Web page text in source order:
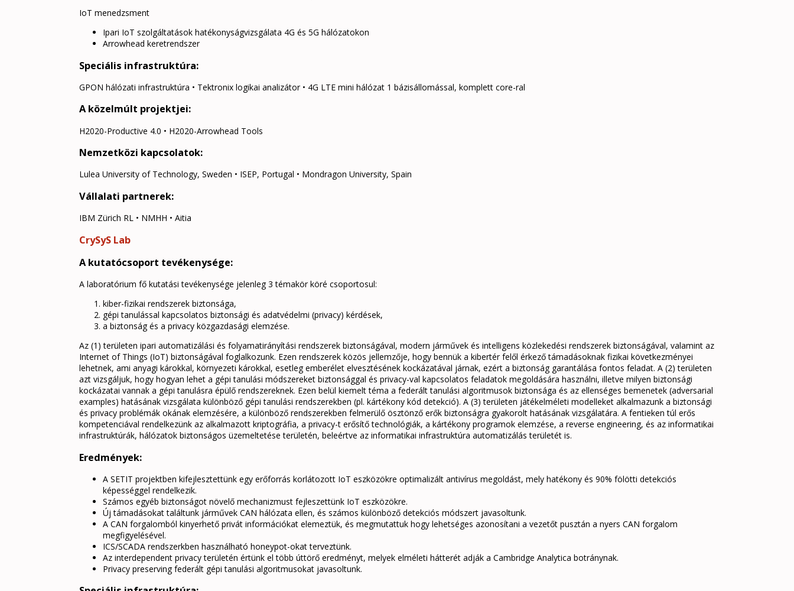
IoT menedzsment
Ipari IoT szolgáltatások hatékonyságvizsgálata 4G és 5G hálózatokon
Arrowhead keretrendszer
Speciális infrastruktúra:
GPON hálózati infrastruktúra • Tektronix logikai analizátor • 4G LTE mini hálózat 1 bázisállomással, komplett core-ral
A közelmúlt projektjei:
H2020-Productive 4.0 • H2020-Arrowhead Tools
Nemzetközi kapcsolatok:
Lulea University of Technology, Sweden • ISEP, Portugal • Mondragon University, Spain
Vállalati partnerek:
IBM Zürich RL • NMHH • Aitia
CrySyS Lab
A kutatócsoport tevékenysége:
A laboratórium fő kutatási tevékenysége jelenleg 3 témakör köré csoportosul:
kiber-fizikai rendszerek biztonsága,
gépi tanulással kapcsolatos biztonsági és adatvédelmi (privacy) kérdések,
a biztonság és a privacy közgazdasági elemzése.
Az (1) területen ipari automatizálási és folyamatirányítási rendszerek biztonságával, modern járművek és intelligens közlekedési rendszerek biztonságával, valamint az
Internet of Things (IoT) biztonságával foglalkozunk. Ezen rendszerek közös jellemzője, hogy bennük a kibertér felől érkező támadásoknak fizikai következményei
lehetnek, ami anyagi károkkal, környezeti károkkal, esetleg emberélet elvesztésének kockázatával járnak, ezért a biztonság garantálása fontos feladat. A (2) területen
azt vizsgáljuk, hogy hogyan lehet a gépi tanulási módszereket biztonsággal és privacy-val kapcsolatos feladatok megoldására használni, illetve milyen biztonsági
kockázatai vannak a gépi tanulásra épülő rendszereknek. Ezen belül kiemelt téma a federált tanulási algoritmusok biztonsága és az ellenséges bemenetek (adversarial
examples) hatásának vizsgálata különböző gépi tanulási rendszerekben (pl. kártékony kód detekció). A (3) területen játékelméleti modelleket alkalmazunk a biztonsági
és privacy problémák okának elemzésére, a különböző rendszerekben felmerülő ösztönző erők biztonságra gyakorolt hatásának vizsgálatára. A fentieken túl erős
kompetenciával rendelkezünk az alkalmazott kriptográfia, a privacy-t erősítő technológiák, a kártékony programok elemzése, a reverse engineering, és az informatikai
infrastruktúrák, hálózatok biztonságos üzemeltetése területén, beleértve az informatikai infrastruktúra automatizálás területét is.
Eredmények:
A SETIT projektben kifejlesztettünk egy erőforrás korlátozott IoT eszközökre optimalizált antivírus megoldást, mely hatékony és 90% fölötti detekciós
képességgel rendelkezik.
Számos egyéb biztonságot növelő mechanizmust fejleszettünk IoT eszközökre.
Új támadásokat találtunk járművek CAN hálózata ellen, és számos különböző detekciós módszert javasoltunk.
A CAN forgalomból kinyerhető privát információkat elemeztük, és megmutattuk hogy lehetséges azonosítani a vezetőt pusztán a nyers CAN forgalom
megfigyelésével.
ICS/SCADA rendszerkben használható honeypot-okat terveztünk.
Az interdependent privacy területén értünk el több úttörő eredményt, melyek elméleti hátterét adják a Cambridge Analytica botránynak.
Privacy preserving federált gépi tanulási algoritmusokat javasoltunk.